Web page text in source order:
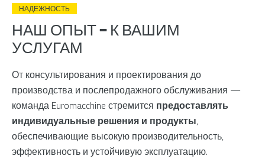
НАДЕЖНОСТЬ
НАШ ОПЫТ — К ВАШИМ
УСЛУГАМ
От консультирования и проектирования до
производства и послепродажного обслуживания —
команда Euromacchine стремится предоставлять
индивидуальные решения и продукты,
обеспечивающие высокую производительность,
эффективность и устойчивую эксплуатацию.